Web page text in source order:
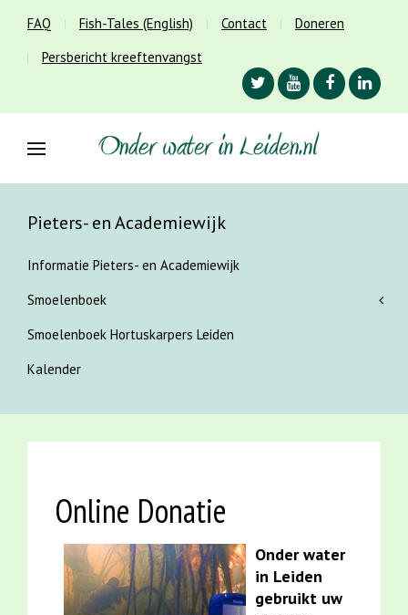
FAQ Fish-Tales (English) Contact
Doneren
Persbericht kreeftenvangst
Pieters- en Academiewijk
Informatie Pieters- en Academiewijk
Smoelenboek
Smoelenboek Hortuskarpers Leiden
Kalender
Online Donatie
Onder water
in Leiden
gebruikt uw